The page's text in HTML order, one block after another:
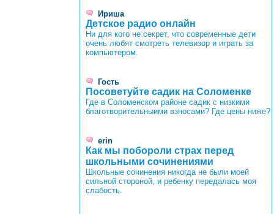
Ириша
Детское радио онлайн
Ни для кого не секрет, что современные дети
очень любят смотреть телевизор и играть за
компьютером.
Гость
Посоветуйте садик на Соломенке
Где в Соломенском районе садик с низкими
благотворительныими взносами? Где цены ниже?
erin
Как мы побороли страх перед
школьными сочинениями
Школьные сочинения никогда не были моей
сильной стороной, и ребенку передалась моя
слабость.